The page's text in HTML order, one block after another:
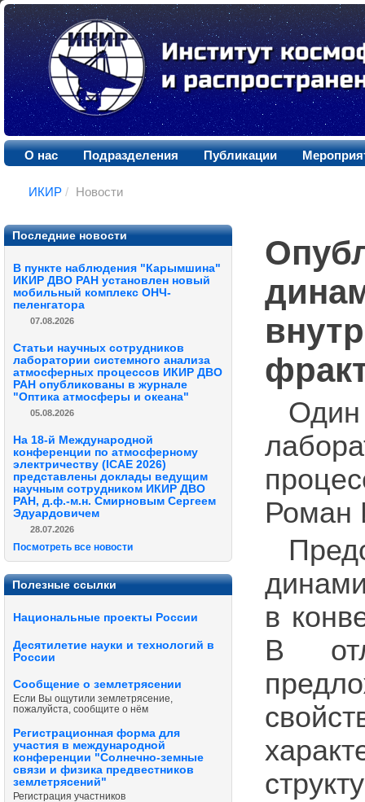
О нас Подразделения Публикации
ИКИР / Новости
Последние новости
В пункте наблюдения "Карымшина"
ИКИР ДВО РАН установлен новый
мобильный комплекс ОНЧ-
пеленгатора
07.08.2026
Статьи научных сотрудников
лаборатории системного анализа
атмосферных процессов ИКИР ДВО
РАН опубликованы в журнале
"Оптика атмосферы и океана"
05.08.2026
На 18-й Международной
конференции по атмосферному
электричеству (ICAE 2026)
представлены доклады ведущим
научным сотрудником ИКИР ДВО
РАН, д.ф.-м.н. Смирновым Сергеем
Эдуардовичем
28.07.2026
Посмотреть все новости
Полезные ссылки
Национальные проекты России
Десятилетие науки и технологий в
России
Сообщение о землетрясении
Если Вы ощутили землетрясение,
пожалуйста, сообщите о нём
Регистрационная форма для
участия в международной
конференции "Солнечно-земные
связи и физика предвестников
землетрясений"
Регистрация участников
Один
Роман
в
В